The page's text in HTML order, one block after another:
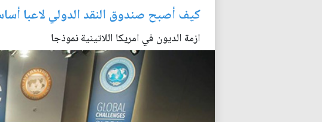
كيف أصبح صندوق النقد الدولي لاعبا
ازمة الديون في امريكا اللاتينية نموذجا